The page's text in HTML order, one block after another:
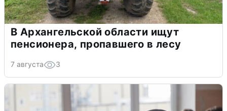
В Архангельской области ищут
пенсионера, пропавшего в лесу
7 августа 3